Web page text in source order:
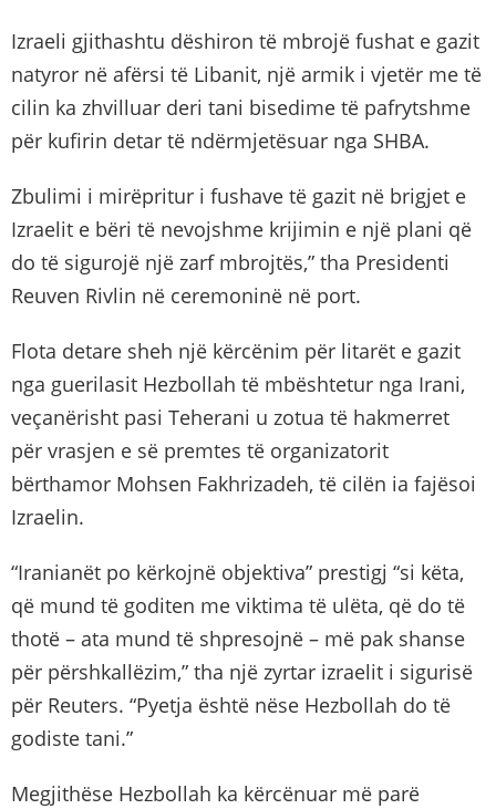
Izraeli gjithashtu dëshiron të mbrojë fushat e gazit
natyror në afërsi të Libanit, një armik i vjetër me të
cilin ka zhvilluar deri tani bisedime të pafrytshme
për kufirin detar të ndërmjetësuar nga SHBA.
Zbulimi i mirëpritur i fushave të gazit në brigjet e
Izraelit e bëri të nevojshme krijimin e një plani që
do të sigurojë një zarf mbrojtës,” tha Presidenti
Reuven Rivlin në ceremoninë në port.
Flota detare sheh një kërcënim për litarët e gazit
nga guerilasit Hezbollah të mbështetur nga Irani,
veçanërisht pasi Teherani u zotua të hakmerret
për vrasjen e së premtes të organizatorit
bërthamor Mohsen Fakhrizadeh, të cilën ia fajësoi
Izraelin.
“Iranianët po kërkojnë objektiva” prestigj “si këta,
që mund të goditen me viktima të ulëta, që do të
thotë – ata mund të shpresojnë – më pak shanse
për përshkallëzim,” tha një zyrtar izraelit i sigurisë
për Reuters. “Pyetja është nëse Hezbollah do të
godiste tani.”
Megjithëse Hezbollah ka kërcënuar më parë